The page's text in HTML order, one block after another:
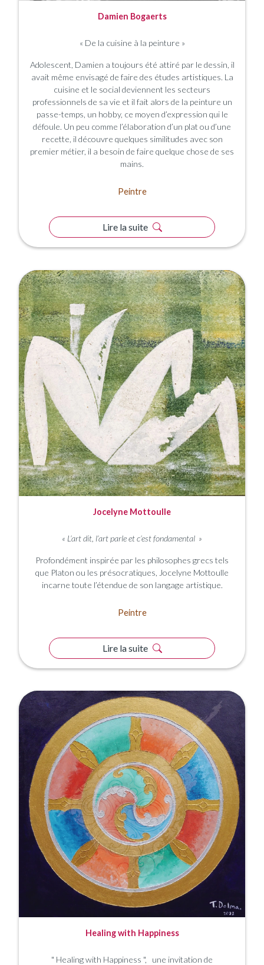
Damien Bogaerts
« De la cuisine à la peinture »
Adolescent, Damien a toujours été attiré par le dessin, il
avait même envisagé de faire des études artistiques. La
cuisine et le social deviennent les secteurs
professionnels de sa vie et il fait alors de la peinture un
passe-temps, un hobby, ce moyen d’expression qui le
défoule. Un peu comme l’élaboration d’un plat ou d’une
recette, il découvre quelques similitudes avec son
premier métier, il a besoin de faire quelque chose de ses
mains.
Peintre
Lire la suite
Jocelyne Mottoulle
« L’art dit, l’art parle et c’est fondamental »
Profondément inspirée par les philosophes grecs tels
que Platon ou les présocratiques, Jocelyne Mottoulle
incarne toute l’étendue de son langage artistique.
Peintre
Lire la suite
Healing with Happiness
" Healing with Happiness ",
une invitation de